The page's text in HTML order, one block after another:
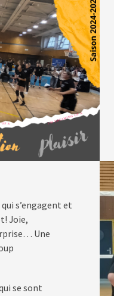
s’engagent et
Joie,
Une
se sont